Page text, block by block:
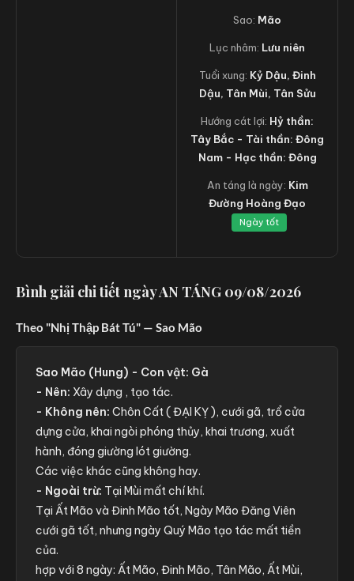
Sao: Mão
Lục nhâm: Lưu niên
Tuổi xung: Kỷ Dậu, Đinh
Dậu, Tân Mùi, Tân Sửu
Hướng cát lợi: Hỷ thần:
Tây Bắc - Tài thần: Đông
Nam - Hạc thần: Đông
An táng là ngày: Kim
Đường Hoàng Đạo
Ngày tốt
Bình giải chi tiết ngày AN TÁNG 09/08/2026
Theo "Nhị Thập Bát Tú" — Sao Mão
Sao Mão (Hung) - Con vật: Gà
- Nên: Xây dựng , tạo tác.
- Không nên: Chôn Cất ( ĐẠI KỴ ), cưới gã, trổ cửa
dựng cửa, khai ngòi phóng thủy, khai trương, xuất
hành, đóng giường lót giường.
Các việc khác cũng không hay.
- Ngoài trừ: Tại Mùi mất chí khí.
Tại Ất Mão và Đinh Mão tốt, Ngày Mão Đăng Viên
cưới gã tốt, nhưng ngày Quý Mão tạo tác mất tiền
của.
hợp với 8 ngày: Ất Mão, Đinh Mão, Tân Mão, Ất Mùi,